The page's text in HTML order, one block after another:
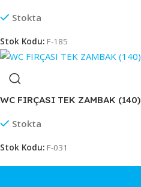
Stokta
Stok Kodu: F-185
WC FIRÇASI TEK ZAMBAK (140)
Stokta
Stok Kodu: F-031